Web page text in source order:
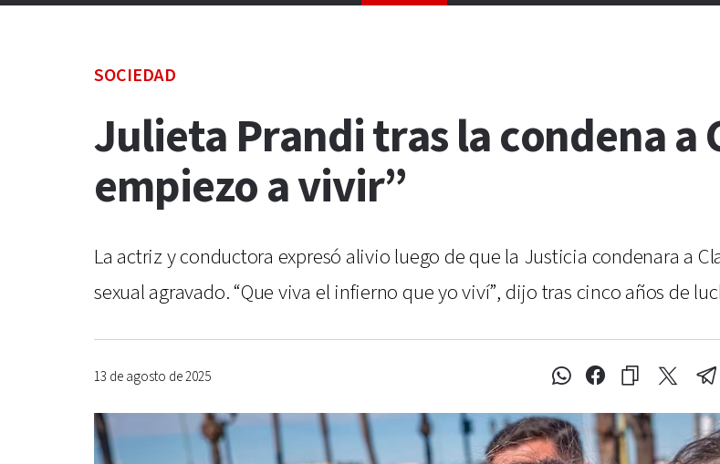
SOCIEDAD
Julieta Prandi tras la condena a
empiezo a vivir”
La actriz y conductora expresó alivio luego de que la Justicia condenara a
sexual agravado. “Que viva el infierno que yo viví”, dijo tras cinco años de
13 de agosto de 2025